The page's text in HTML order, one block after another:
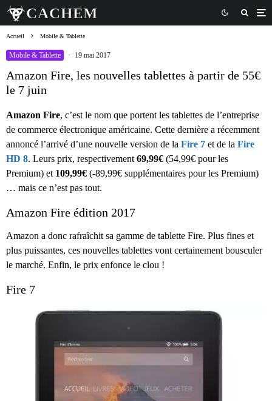
Accueil Mobile & Tablette
Mobile & Tablette · 19 mai 2017
Amazon Fire, les nouvelles tablettes à partir de 55€
le 7 juin
Amazon Fire, c’est le nom que portent les tablettes de l’entreprise
de commerce électronique américaine. Cette dernière a récemment
annoncé l’arrivé d’une nouvelle version de la Fire 7 et de la Fire
HD 8. Leurs prix, respectivement 69,99€ (54,99€ pour les
Premium) et 109,99€ (-89,99€ supplémentaires pour les Premium)
… mais ce n’est pas tout.
Amazon Fire édition 2017
Amazon a donc rafraîchit sa gamme de tablette Fire. Plus fines et
plus puissantes, ces nouvelles tablettes vont certainement bousculer
le marché. Enfin, le prix enfonce le clou !
Fire 7